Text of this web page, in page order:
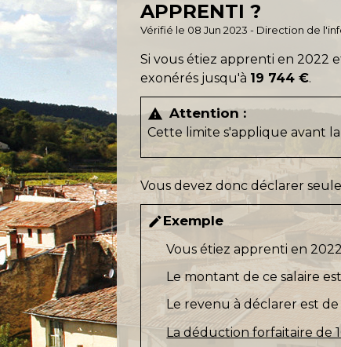
APPRENTI ?
Vérifié le 08 Jun 2023 - Direction de
Si vous étiez apprenti en 2022
exonérés jusqu'à 19 744 €.
warning Attention :
Cette limite s'applique avant
Vous devez donc déclarer
editExemple
Vous étiez apprenti en
Le montant de ce salaire
Le revenu à déclarer est de
La déduction forfaitaire de